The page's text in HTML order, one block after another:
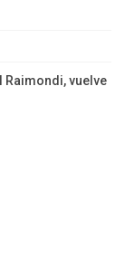
Raimondi, vuelve